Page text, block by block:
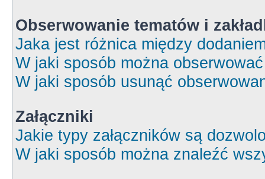
Obserwowanie tematów i
Jaka jest różnica między
W jaki sposób można
W jaki sposób usunąć
Załączniki
Jakie typy załączników są
W jaki sposób można znaleźć